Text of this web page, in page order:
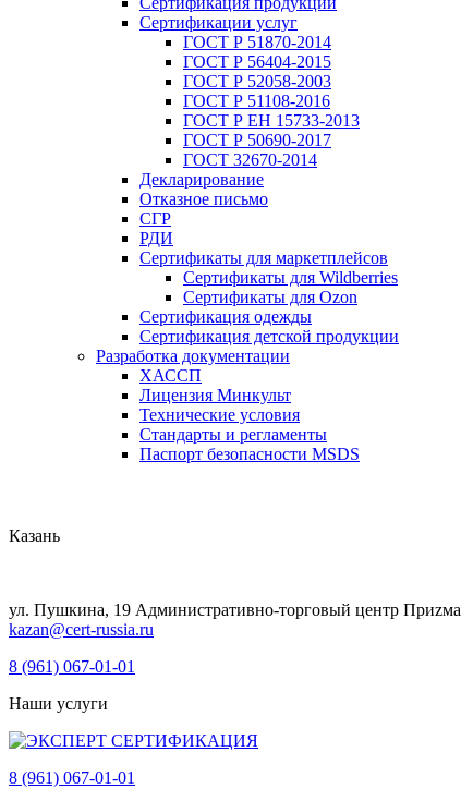
Сертификации услуг
ГОСТ Р 51870-2014
ГОСТ Р 56404-2015
ГОСТ Р 52058-2003
ГОСТ Р 51108-2016
ГОСТ Р ЕН 15733-2013
ГОСТ Р 50690-2017
ГОСТ 32670-2014
Декларирование
Отказное письмо
СГР
РДИ
Сертификаты для маркетплейсов
Сертификаты для Wildberries
Сертификаты для Ozon
Сертификация одежды
Сертификация детской продукции
Разработка документации
ХАССП
Лицензия Минкульт
Технические условия
Стандарты и регламенты
Паспорт безопасности MSDS
Казань
ул. Пушкина, 19 Административно-торговый центр Приzма
kazan@cert-russia.ru
8 (961) 067-01-01
Наши услуги
8 (961) 067-01-01